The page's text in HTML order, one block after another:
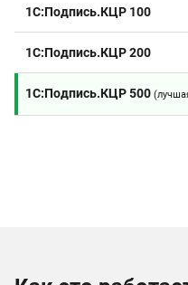
1С:Подпись.КЦР 100
1С:Подпись.КЦР 200
1С:Подпись.КЦР 500